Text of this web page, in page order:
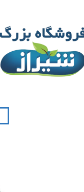
تغییر گذر واژه
سفارشات